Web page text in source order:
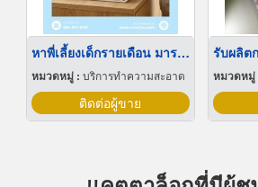
หาพี่เลี้ยงเด็กรายเดือน มารยาทดี
หมวดหมู่ : บริการทำความสะอาด
ติดต่อผู้ขาย
รับผลิต
หมวดหมู่